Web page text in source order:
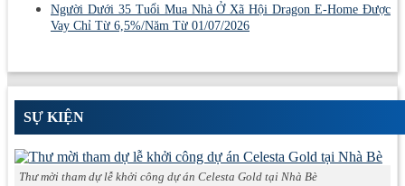
Người Dưới 35 Tuổi Mua Nhà Ở Xã Hội Dragon E-Home Được
Vay Chỉ Từ 6,5%/Năm Từ 01/07/2026
SỰ KIỆN
Thư mời tham dự lễ khởi công dự án Celesta Gold tại Nhà Bè